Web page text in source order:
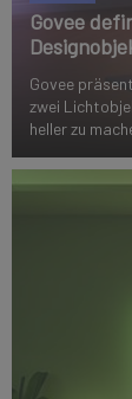
Govee
Govee
zwei
heller zu
RGBICWW